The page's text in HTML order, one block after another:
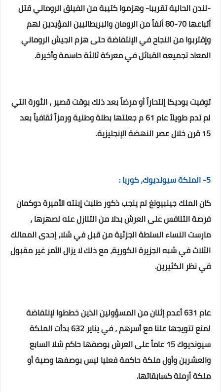
-لندن الحالية تقريبا- وهزموا كتيبة من الفيلق الروماني قتل
أتباعها 70-80 ألفاً من الرومان والبريطانيين المؤيدين لهم
وإقتربوا من النجاح في الإنتفاضة حتى هزم الجيش الروماني
المعاد تجميعه القبائل في معركة ثالثة حاسمة وأخيرة.
توفيت بوديكا إنتحاراً أو مرضاً بعد ذلك بوقت قصير ، الثورة التي
لم تدم طويلاً عام 61 م جعلتها بطلة وطنية ورمزاً ثقافياً بعد
15 قرن خلال عصر النهضة الإنجليزية.
5- الملكة سيونديوك، كوريا :
كان الملك جينبيونغ لم ينجب ذكور طلبت إبنته الأميرة دوكمان
فرصة التنافس على العرش بدلا من التنازل عنه لصهرها ،
مارست النساء السلطة الجزئية من قبل في شلا، إحدى الممالك
الثلاث في شبه الجزيرة الكورية، مع ذلك لا يزال الأمر غير مقبول
في نظر الكثيرين.
عام 631 أعدم إثنان من المسؤولين الذين خططوا لإنتفاضة
لمنع تتويجها علنا مع أسرهم ، في يناير 632 بدأت الملكة
سيونديوك 15 عاماً على العرش بوصفها حاكم شلا السابع
والعشرين وأول ملكة حاكمة فعليا ليس بوصفها وصية أو
ملكة أرملة كسابقاتها.